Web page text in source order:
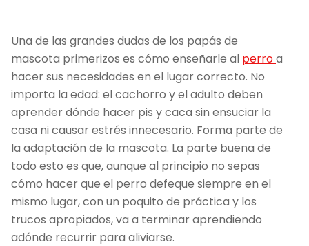
Una de las grandes dudas de los papás de
mascota primerizos es cómo enseñarle al perroa
hacer sus necesidades en el lugar correcto. No
importa la edad: el cachorro y el adulto deben
aprender dónde hacer pis y caca sin ensuciar la
casa ni causar estrés innecesario. Forma parte de
la adaptación de la mascota. La parte buena de
todo esto es que, aunque al principio no sepas
cómo hacer que el perro defeque siempre en el
mismo lugar, con un poquito de práctica y los
trucos apropiados, va a terminar aprendiendo
adónde recurrir para aliviarse.